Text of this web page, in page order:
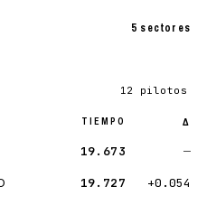
5 sectores
12 pilotos
TIEMPO Δ
19.673 —
19.727 +0.054